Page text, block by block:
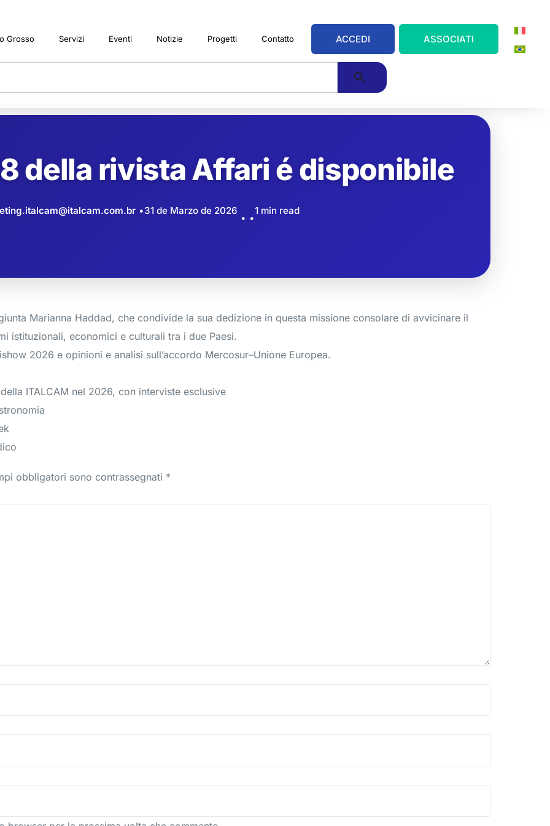
Grosso Servizi Eventi Notizie Progetti Contatto ACCEDI ASSOCIATI
della rivista Affari é disponibile
31 de Marzo de 2026 1 min read
Marianna Haddad, che condivide la sua dedizione in questa missione consolare di avvicinare il
istituzionali, economici e culturali tra i due Paesi.
2026 e opinioni e analisi sull’accordo Mercosur–Unione Europea.
ITALCAM nel 2026, con interviste esclusive
obbligatori sono contrassegnati *